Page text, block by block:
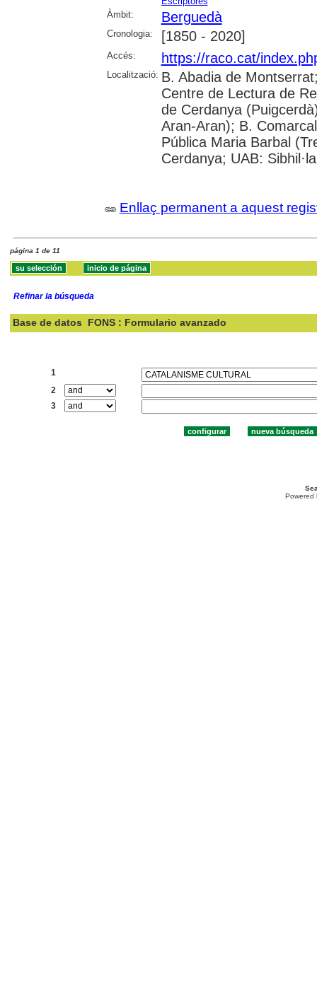
Àmbit:
Berguedà
Cronologia: [1850 - 2020]
Accés: https://raco.cat/
Localització: B. Abadia de
Centre de Lectura de
de Cerdanya
Aran-Aran); B.
Pública Maria Barbal
Cerdanya; UAB: Sibhil·la
Enllaç permanent a aquest
página 1 de 11
Refinar la búsqueda
Base de datos FONS : Formulario avanzado
1
2
3